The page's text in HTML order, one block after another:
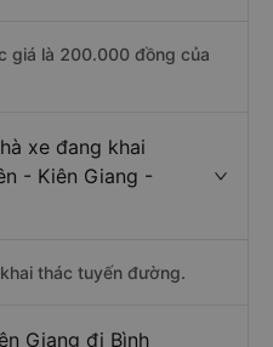
giá là 200.000 đồng của
xe đang khai
- Kiên Giang -
thác tuyến đường.
Giang đi Bình